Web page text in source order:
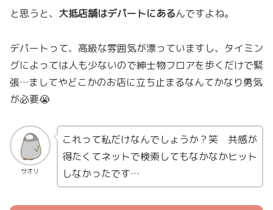
と思うと、 大抵店舗はデパートにあるんですよね。
デパートって、高級な雰囲気が漂っていますし、タイミン
グによっては人も少ないので紳士物フロアを歩くだけで緊
張…ましてやどこかのお店に立ち止まるなんてかなり勇気
が必要😭
サオリ
これって私だけなんでしょうか？笑 共感が
得たくてネットで検索してもなかなかヒット
しなかったです…